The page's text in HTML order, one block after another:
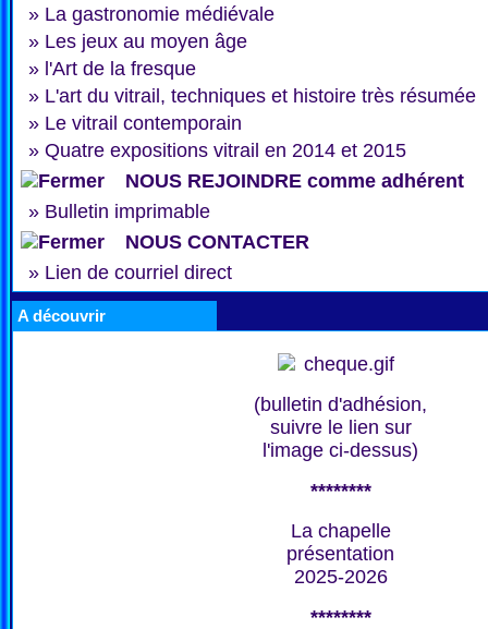
» La gastronomie médiévale
» Les jeux au moyen âge
» l'Art de la fresque
» L'art du vitrail, techniques et histoire très résumée
» Le vitrail contemporain
» Quatre expositions vitrail en 2014 et 2015
NOUS REJOINDRE comme adhérent
» Bulletin imprimable
NOUS CONTACTER
» Lien de courriel direct
A découvrir
(bulletin d'adhésion,
suivre le lien sur
l'image ci-dessus)
********
La chapelle
présentation
2025-2026
********